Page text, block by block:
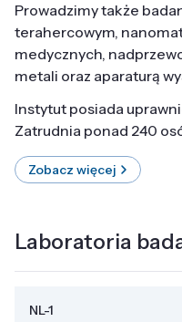
Prowadzimy także
terahercowym,
medycznych,
metali oraz aparaturą
Instytut posiada
Zatrudnia ponad 240
Zobacz więcej
Laboratoria
NL-1